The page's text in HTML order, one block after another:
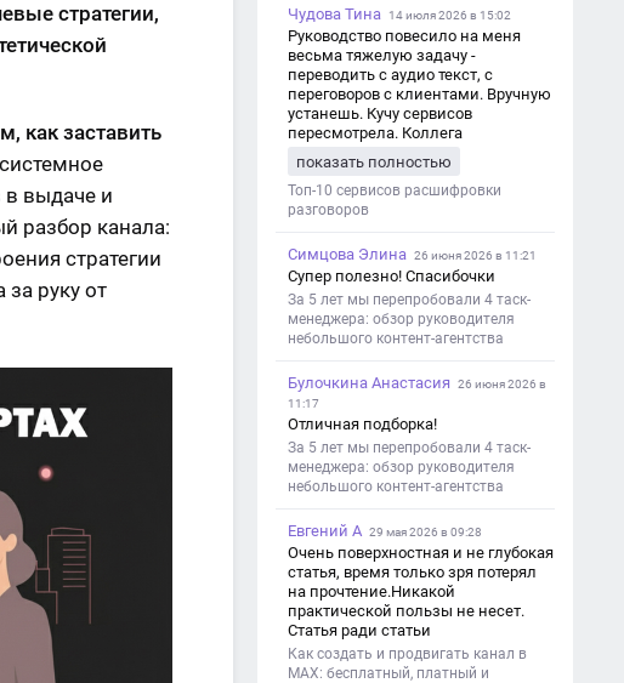
стратегии,
как заставить
в выдаче и
разбор канала:
стратегии
руку от
Чудова Тина 14 июля 2026 в 15:02
Руководство повесило на меня
весьма тяжелую задачу -
переводить с аудио текст, с
переговоров с клиентами. Вручную
устанешь. Кучу сервисов
пересмотрела. Коллега
хорошо переводит. Мало
редактировать по итогу. Советую.
показать полностью
Топ-10 сервисов расшифровки
разговоров
Симцова Элина 26 июня 2026 в 11:21
Супер полезно! Спасибочки
За 5 лет мы перепробовали 4 таск-
менеджера: обзор руководителя
небольшого контент-агентства
Булочкина Анастасия
26 июня 2026 в
11:17
Отличная подборка!
За 5 лет мы перепробовали 4 таск-
менеджера: обзор руководителя
небольшого контент-агентства
Евгений А 29 мая 2026 в 09:28
Очень поверхностная и не глубокая
статья, время только зря потерял
на прочтение.Никакой
практической пользы не несет.
Статья ради статьи
Как создать и продвигать канал в
MAX: бесплатный, платный и